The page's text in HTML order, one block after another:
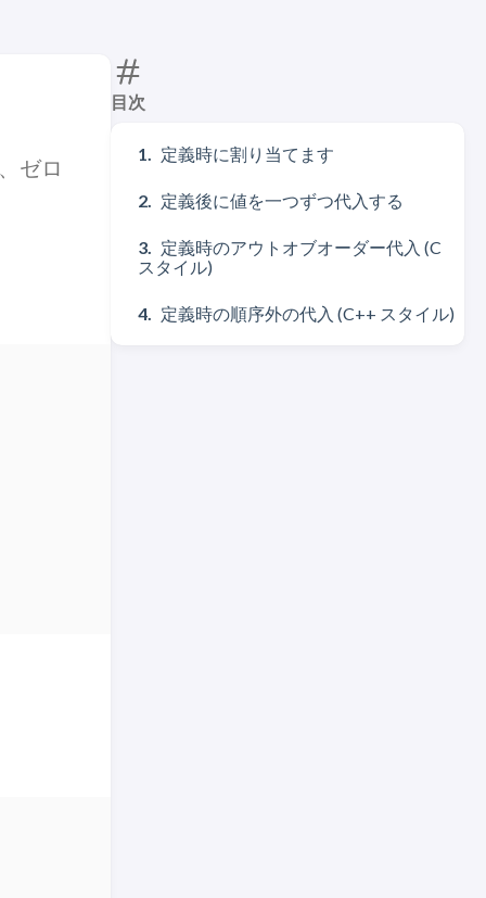
目次
定義時に割り当てます
定義後に値を一つずつ代入する
定義時のアウトオブオーダー代入 (C
スタイル)
定義時の順序外の代入 (C++ スタイル)
ゼロ